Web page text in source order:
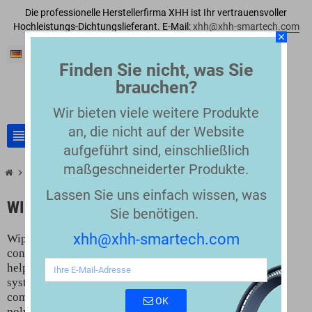
Die professionelle Herstellerfirma XHH ist Ihr vertrauensvoller
Hochleistungs-Dichtungslieferant. E-Mail: xhh@xhh-smartech.com
view_headline
chevron_right Wipers Seals
WIPERS SEALS
Wiper seals are installed at the cylinder head to remove
contaminants from the piston rod during retraction. They
help prevent dirt, water, and debris from entering the
system. This reduces seal wear and protects internal
components. Wiper seals are made from materials like
close
Finden Sie nicht, was Sie
brauchen?
Wir bieten viele weitere Produkte
an, die nicht auf der Website
aufgeführt sind, einschließlich
maßgeschneiderter Produkte.
Lassen Sie uns einfach wissen, was
Sie benötigen.
xhh@xhh-smartech.com
OK